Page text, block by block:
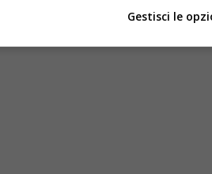
Gestisci le